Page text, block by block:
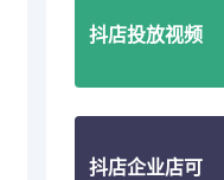
诉买家退款
吗？一个人能
抖店投放视频
抖店企业店可